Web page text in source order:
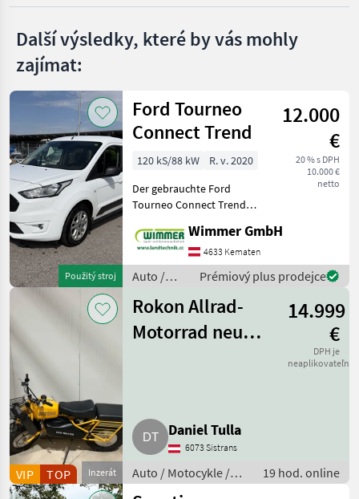
Další výsledky, které by vás mohly
zajímat:
Použitý stroj
Ford Tourneo
Connect Trend
12.000
€
20 % s DPH
10.000 €
netto
120 kS/88 kW
R. v. 2020
Der gebrauchte Ford
Tourneo Connect Trend
seine hohe
Alltagstauglichkeit, den
großzügigen Innenraum
und eine umfangreiche
Ausstattung. Das
Wimmer GmbH
4633 Kematen
Auto /
/ Ford
Prémiový plus prodejce
Inzerát
VIP TOP
Rokon Allrad-
Motorrad neu
14.999
€
DPH je
neaplikovateľné
Daniel Tulla
6073 Sistrans
Auto / Motocykle /
Motorka
19 hod. online